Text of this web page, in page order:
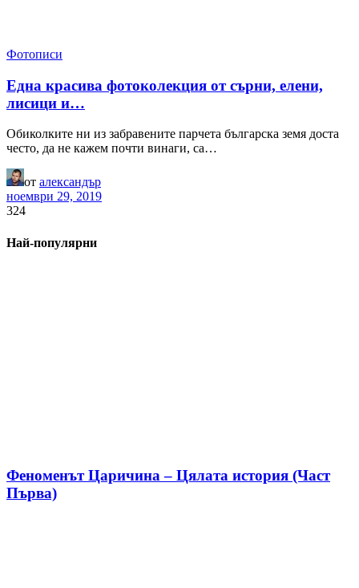
Фотописи
Една красива фотоколекция от сърни, елени,
лисици и…
Обиколките ни из забравените парчета българска земя доста
често, да не кажем почти винаги, са…
от александър
ноември 29, 2019
324
Най-популярни
Феноменът Царичина – Цялата история (Част
Първа)